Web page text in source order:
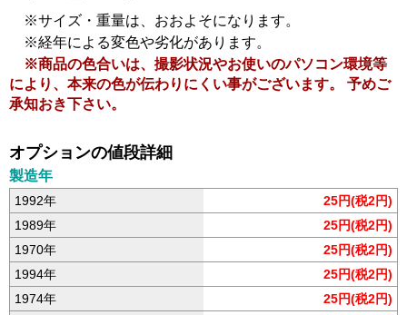
※サイズ・重量は、おおよそになります。
※経年による変色や劣化があります。
※商品の色合いは、撮影状況やお使いのパソコン環境等
により、本来の色が伝わりにくい事がございます。 予めご
承知おき下さい。
オプションの値段詳細
製造年
1992年
25円(税2円)
1989年
25円(税2円)
1970年
25円(税2円)
1994年
25円(税2円)
1974年
25円(税2円)